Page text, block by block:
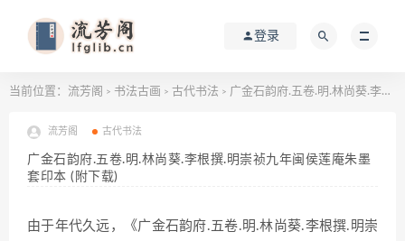
登录
当前位置： 流芳阁 > 书法古画 > 古代书法 > 广金石韵府.五卷.明.林尚葵.李根撰.明崇祯九年闽侯莲庵朱墨套印本 (附下载)
流芳阁 古代书法
广金石韵府.五卷.明.林尚葵.李根撰.明崇祯九年闽侯莲庵朱墨
套印本 (附下载)
由于年代久远，《广金石韵府.五卷.明.林尚葵.李根撰.明崇